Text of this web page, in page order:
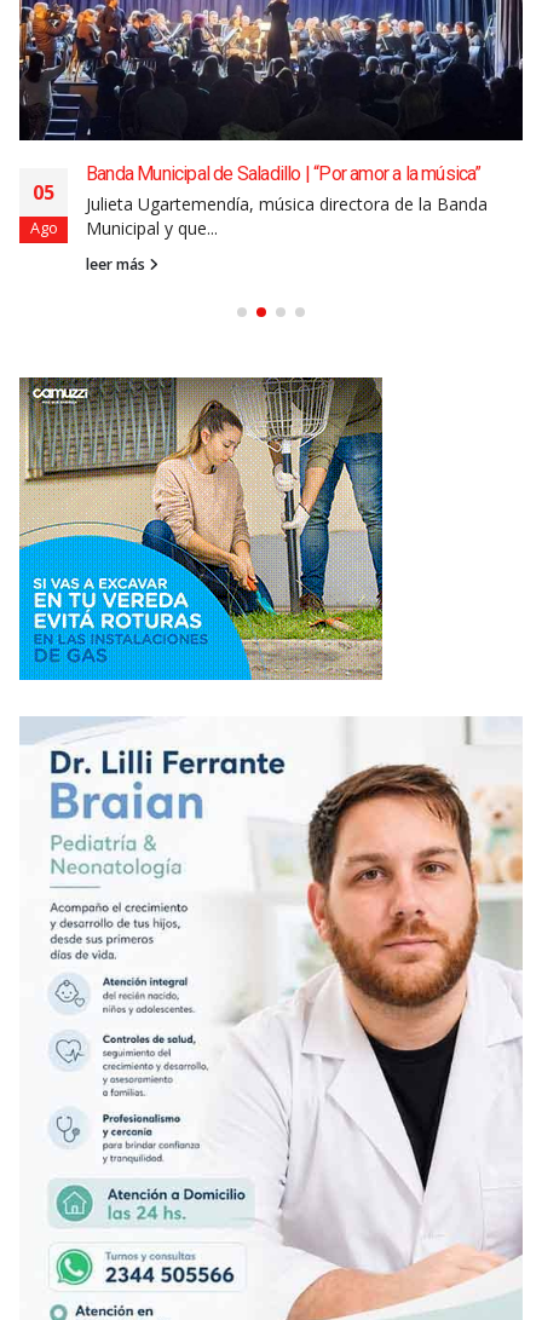
05
Ago
Banda Municipal de Saladillo | “Por amor a la música”
Julieta Ugartemendía, música directora de la Banda
Municipal y que...
leer más